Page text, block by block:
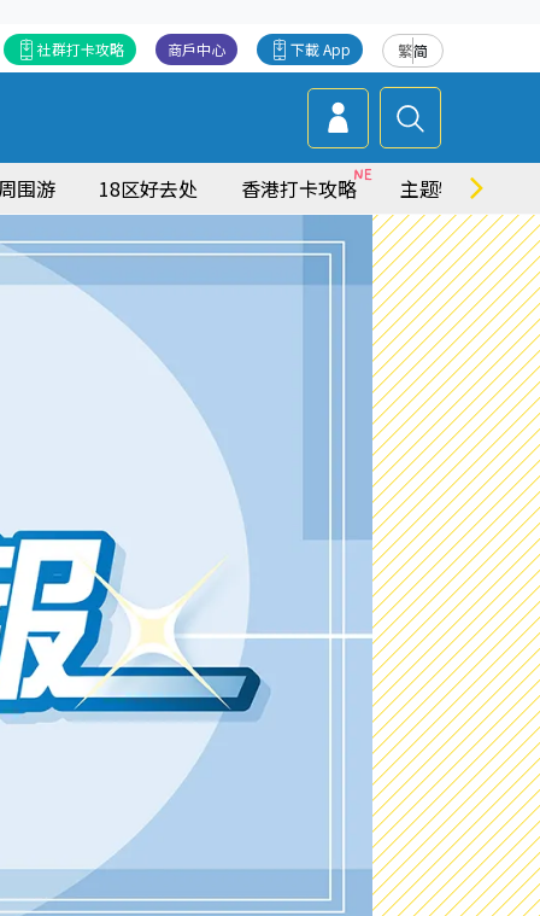
繁简
下載 App
商戶中心
社群打卡攻略
围游 18区好去处 香港打卡攻略 主题特集